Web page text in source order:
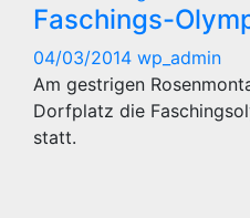
Faschings-
04/03/2014 wp_admin
Am gestrigen
Dorfplatz die
statt.